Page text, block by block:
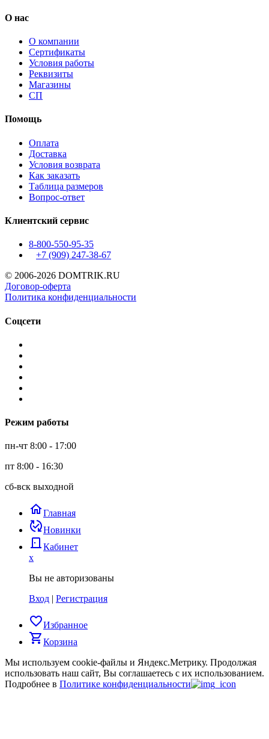
О нас
О компании
Сертификаты
Условия работы
Реквизиты
Магазины
СП
Помощь
Оплата
Доставка
Условия возврата
Как заказать
Таблица размеров
Вопрос-ответ
Клиентский сервис
8-800-550-95-35
+7 (909) 247-38-67
© 2006-2026 DOMTRIK.RU
Договор-оферта
Политика конфиденциальности
Соцсети
Режим работы
пн-чт 8:00 - 17:00
пт 8:00 - 16:30
сб-вск выходной
homeГлавная
published_with_changesНовинки
door_back Кабинет
x
Вы не авторизованы
Вход | Регистрация
favorite_borderИзбранное
shopping_cartКорзина
Мы используем cookie-файлы и Яндекс.Метрику. Продолжая
использовать наш сайт, Вы соглашаетесь с их использованием.
Подробнее в Политике конфиденциальности